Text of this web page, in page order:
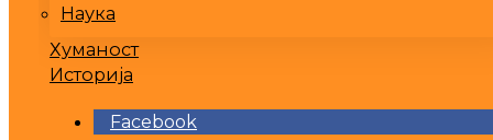
Наука
Хуманост
Историја
Facebook